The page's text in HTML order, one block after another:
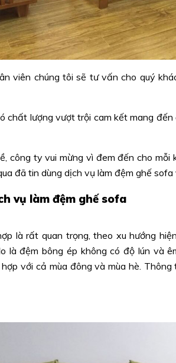
viên chúng tôi sẽ tư vấn cho quý
chất lượng vượt trội cam kết mang
công ty vui mừng vì đem đến cho mỗi
đã tin dùng dịch vụ làm đệm ghế sofa
vụ làm đệm ghế sofa
là rất quan trọng, theo xu hướng
là đệm bông ép không có độ lún và
với cả mùa đông và mùa hè.